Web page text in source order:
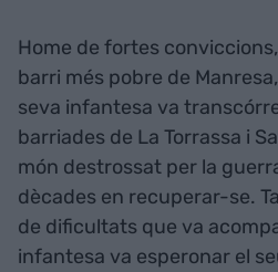
Home de fortes
barri més pobre de
seva infantesa va
barriades de La Torrassa i
món destrossat per la
dècades en recuperar-se.
de dificultats que va
infantesa va esperonar el